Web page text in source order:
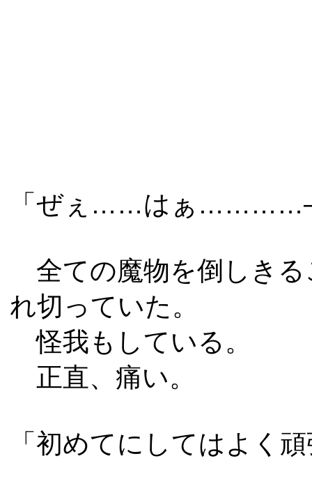
「ぜぇ……はぁ
全ての魔物を倒しきる
れ切っていた。
怪我もしている。
正直、痛い。
「初めてにしてはよく